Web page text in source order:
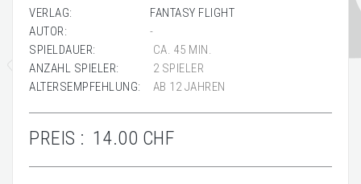
VERLAG:
FANTASY FLIGHT
AUTOR:
-
SPIELDAUER:
CA. 45 MIN.
ANZAHL SPIELER:
2 SPIELER
ALTERSEMPFEHLUNG:
AB 12 JAHREN
PREIS : 14.00 CHF